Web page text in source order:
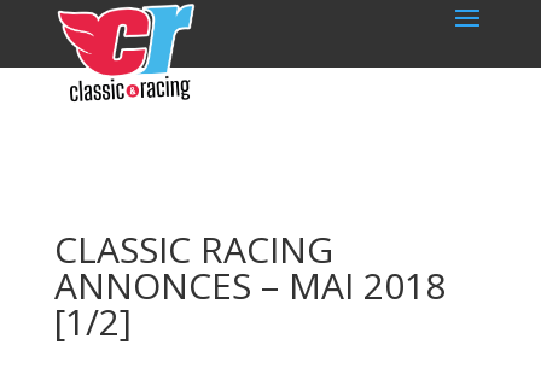
CLASSIC RACING
ANNONCES – MAI 2018
[1/2]